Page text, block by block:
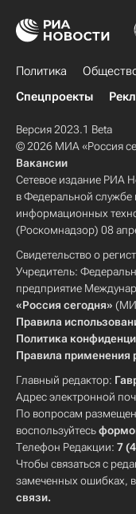
Политика
Спецпроекты
Версия 2023.1 Beta
© 2026 МИА «Россия
Вакансии
Сетевое издание РИА
в Федеральной службе
информационных
(Роскомнадзор) 08
Свидетельство о
Учредитель:
предприятие
«Россия сегодня»
Правила
Политика
Правила применения
Главный редактор:
Адрес электронной
По вопросам
воспользуйтесь
Телефон Редакции: 7
Чтобы связаться с
замеченных ошибках,
связи.